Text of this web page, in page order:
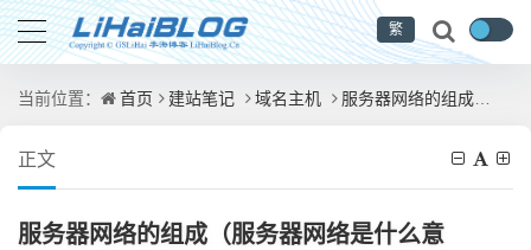
繁
当前位置： 首页 建站笔记 域名主机 服务器网络的组成（服务器网络是什么意思？）
正文
服务器网络的组成（服务器网络是什么意